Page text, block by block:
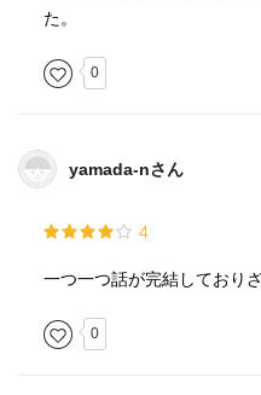
た。
0
yamada-nさん
4
一つ一つ話が完結しており
0